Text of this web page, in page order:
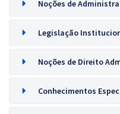
Noções de
Legislação
Noções de Direito
Conhecimentos